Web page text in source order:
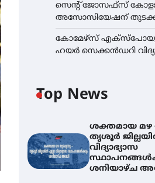
സെന്റ് ജോസഫ്സ്
അസോസിയേഷന്
കോമേഴ്സ്
ഹയർ സെക്കൻഡറി
Top News
ശക്തമായ മഴ
തൃശൂർ
വിദ്യാഭ്യാസ
ശനിയാഴ്ച